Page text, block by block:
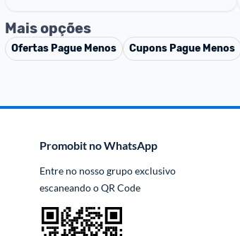
Mais opções
Ofertas Pague Menos Cupons Pague Menos
Promobit no WhatsApp
Entre no nosso grupo exclusivo
escaneando o QR Code